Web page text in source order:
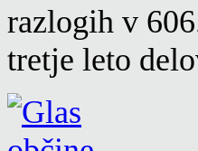
razlogih v
tretje leto